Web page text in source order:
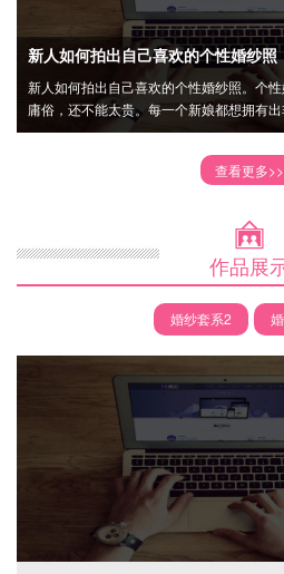
新人如何拍出自己喜欢的个性婚纱照
新人如何拍出自己喜欢的个性婚纱照。个
庸俗，还不能太贵。每一个新娘都想拥有
样才能拍摄出 看的婚纱照。以下是小编为
查看更多>>

作品展
婚纱套系2